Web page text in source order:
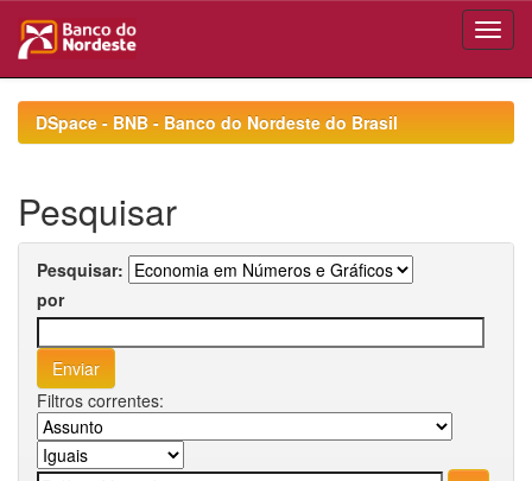
navigationDSpace - BNB - Banco do Nordeste do Brasil
Pesquisar
Pesquisar:
por
Filtros correntes: